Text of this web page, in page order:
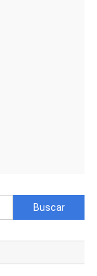
Buscar: